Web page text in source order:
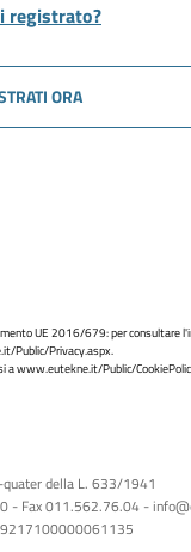
registrato?
ORA
UE 2016/679: per consultare
Public/Privacy.aspx.
awww.eutekne.it/Public/
della L. 633/1941
- Fax 011.562.76.04 -